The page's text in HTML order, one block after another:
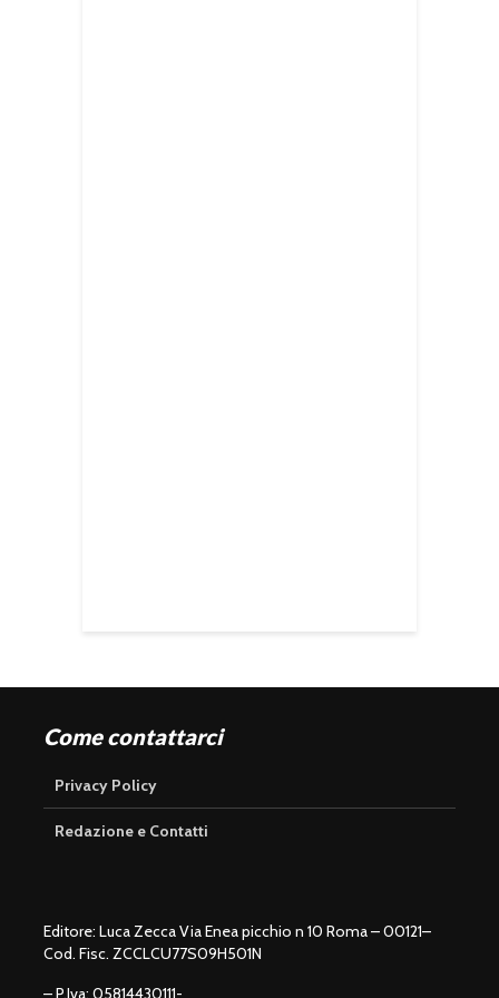
Come contattarci
Privacy Policy
Redazione e Contatti
Editore: Luca Zecca Via Enea picchio n 10 Roma – 00121–
Cod. Fisc. ZCCLCU77S09H501N
– P.Iva: 05814430111-